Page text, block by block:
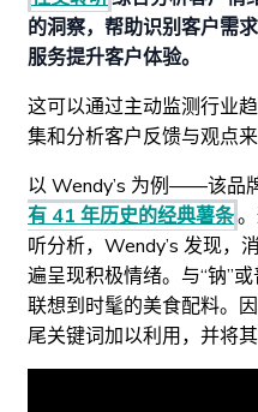
的洞察，帮助识别客户需
服务提升客户体验。
这可以通过主动监测行业
集和分析客户反馈与观点来
以 Wendy’s 为例——该品
有 41 年历史的经典薯条
听分析，Wendy’s 发现，
遍呈现积极情绪。与“钠”
联想到时髦的美食配料。
尾关键词加以利用，并将